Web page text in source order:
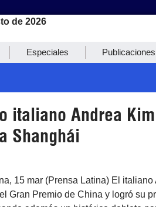
de 2026
Especiales Publicaciones
italiano Andrea
Shanghái
15 mar (Prensa Latina) El
Gran Premio de China y logró su